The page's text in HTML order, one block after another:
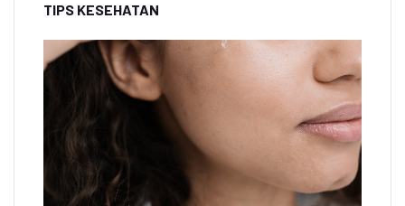
TIPS KESEHATAN